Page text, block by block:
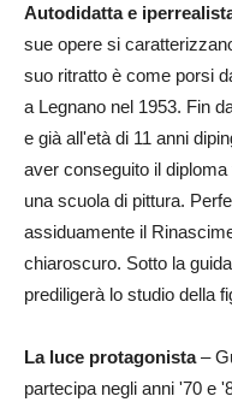
Autodidatta e
sue opere si
suo ritratto è come porsi
a Legnano nel 1953. Fin
e già all'età di 11 anni
aver conseguito il
una scuola di pittura.
assiduamente il
chiaroscuro. Sotto la
prediligerà lo studio della
La luce protagonista–
partecipa negli anni '70 e